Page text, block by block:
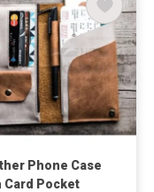
Phone Case
Card Pocket